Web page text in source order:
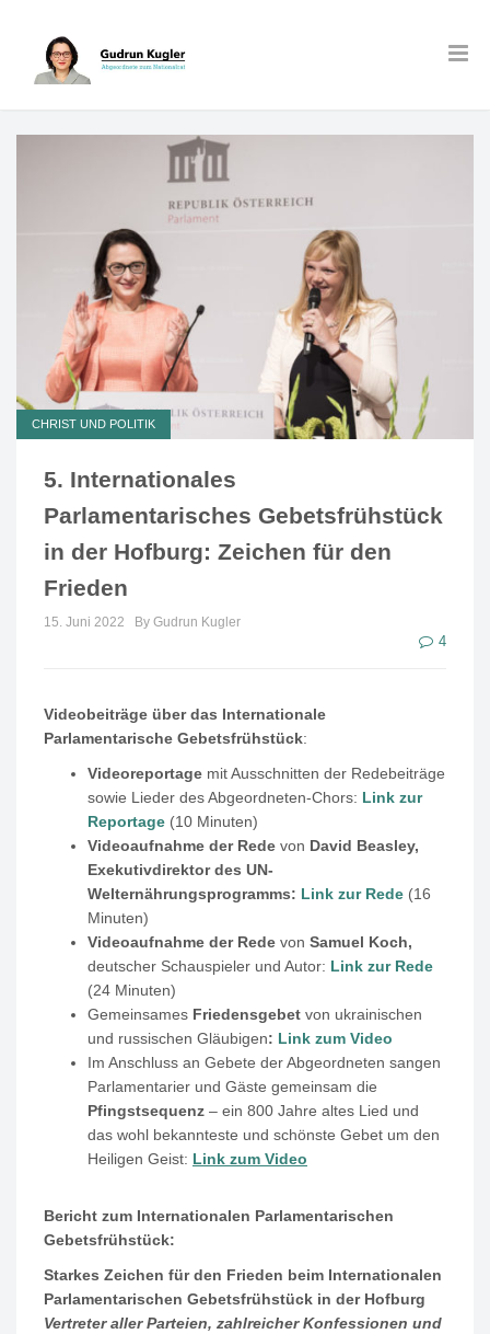
CHRIST UND POLITIK
5. Internationales
Parlamentarisches Gebetsfrühstück
in der Hofburg: Zeichen für den
Frieden
15. Juni 2022 By Gudrun Kugler
4
Videobeiträge über das Internationale
Parlamentarische Gebetsfrühstück:
Videoreportage mit Ausschnitten der Redebeiträge
sowie Lieder des Abgeordneten-Chors: Link zur
Reportage (10 Minuten)
Videoaufnahme der Rede von David Beasley,
Exekutivdirektor des UN-
Welternährungsprogramms: Link zur Rede (16
Minuten)
Videoaufnahme der Rede von Samuel Koch,
deutscher Schauspieler und Autor: Link zur Rede
(24 Minuten)
Gemeinsames Friedensgebet von ukrainischen
und russischen Gläubigen: Link zum Video
Im Anschluss an Gebete der Abgeordneten sangen
Parlamentarier und Gäste gemeinsam die
Pfingstsequenz – ein 800 Jahre altes Lied und
das wohl bekannteste und schönste Gebet um den
Heiligen Geist: Link zum Video
Bericht zum Internationalen Parlamentarischen
Gebetsfrühstück:
Starkes Zeichen für den Frieden beim Internationalen
Parlamentarischen Gebetsfrühstück in der Hofburg
Vertreter aller Parteien, zahlreicher Konfessionen und